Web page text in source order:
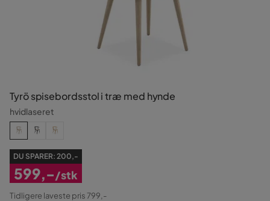
Tyrö spisebordsstol i træ med hynde
hvidlaseret
DU SPARER: 200,-
Nedsat
599,-/stk
Tidligere laveste pris 799,-